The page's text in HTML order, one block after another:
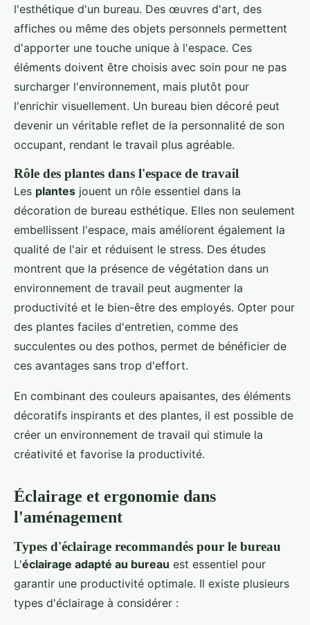
l'esthétique d'un bureau. Des œuvres d'art, des
affiches ou même des objets personnels permettent
d'apporter une touche unique à l'espace. Ces
éléments doivent être choisis avec soin pour ne pas
surcharger l'environnement, mais plutôt pour
l'enrichir visuellement. Un bureau bien décoré peut
devenir un véritable reflet de la personnalité de son
occupant, rendant le travail plus agréable.
Rôle des plantes dans l'espace de travail
Les plantes jouent un rôle essentiel dans la
décoration de bureau esthétique. Elles non seulement
embellissent l'espace, mais améliorent également la
qualité de l'air et réduisent le stress. Des études
montrent que la présence de végétation dans un
environnement de travail peut augmenter la
productivité et le bien-être des employés. Opter pour
des plantes faciles d'entretien, comme des
succulentes ou des pothos, permet de bénéficier de
ces avantages sans trop d'effort.
En combinant des couleurs apaisantes, des éléments
décoratifs inspirants et des plantes, il est possible de
créer un environnement de travail qui stimule la
créativité et favorise la productivité.
Éclairage et ergonomie dans
l'aménagement
Types d'éclairage recommandés pour le bureau
L'éclairage adapté au bureau est essentiel pour
garantir une productivité optimale. Il existe plusieurs
types d'éclairage à considérer :